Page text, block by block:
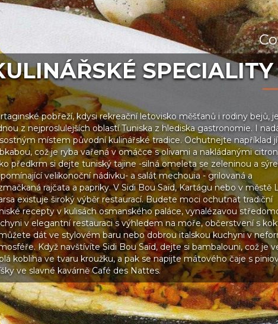
SPECIALITY
pobřeží, kdysi rekreační letovisko měšťanů i rodiny bejů, je
z nejproslulejších oblastí Tuniska z hlediska gastronomie. I
místem původní kulinářské tradice. Ochutnejte například
což je ryba vařená v omáčce s olivami a nakládanými
předkrm si dejte tuniský tajine -silná omeleta se zeleninou a
velikonoční nádivku- a salát mechouia - grilovaná a
rajčata a papriky. V Sidi Bou Saïd, Kartágu nebo v městě
existuje široký výběr restaurací. Budete moci ochutnat tradiční
recepty v kulisách osmanského paláce, vynalézavou
v elegantní restauraci s výhledem na moře, občerstvení s
dát ve stylovém baru nebo dobrou italskou kuchyni v
Když navštívíte Sidi Bou Saïd, dejte si bambalouni, což je
kobliha ve tvaru kroužku, a pak se napijte mátového čaje s
ve slavné kavárně Café des Nattes.